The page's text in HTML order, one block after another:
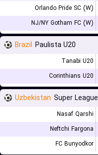
Orlando Pride SC (W)
NJ/NY Gotham FC (W)
Brazil Paulista U20
Tanabi U20
Corinthians U20
Uzbekistan Super League
Nasaf Qarshi
Neftchi Fargona
FC Bunyodkor